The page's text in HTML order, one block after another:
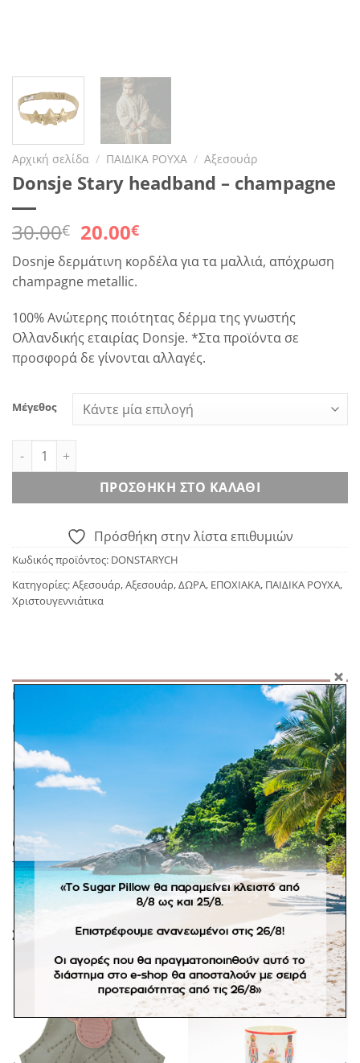
Αρχική σελίδα / ΠΑΙΔΙΚΑ ΡΟΥΧΑ / Αξεσουάρ
Donsje Stary headband – champagne
30.00€ Original
price
was:
30.00€.
20.00€Η
τρέχουσα
τιμή
20.00€.
Dosnje δερμάτινη κορδέλα για τα μαλλιά, απόχρωση
champagne metallic.
100% Ανώτερης ποιότητας δέρμα της γνωστής
Ολλανδικής εταιρίας Donsje. *Στα προϊόντα σε
προσφορά δε γίνονται αλλαγές.
Μέγεθος
Donsje Stary headband - champagne ποσότητα
ΠΡΟΣΘΉΚΗ ΣΤΟ ΚΑΛΆΘΙ
Πρόσθήκη στην λίστα επιθυμιών
Κωδικός προϊόντος: DONSTARYCH
Κατηγορίες:Αξεσουάρ,Αξεσουάρ,ΔΩΡΑ, ΕΠΟΧΙΑΚΑ, ΠΑΙΔΙΚΑ ΡΟΥΧΑ,
Χριστουγεννιάτικα
ΠΕΡΙΓΡΑΦΉ
ΕΠΙΠΛΈΟΝ ΠΛΗΡΟΦΟΡΊΕΣ
Dosnje δερμάτινη κορδέλα για τα μαλλιά, απόχρωση
champagne metallic.
100% Ανώτερης ποιότητας δέρμα της γνωστής
Ολλανδικής εταιρίας Donsje. *Στα προϊόντα σε
προσφορά δε γίνονται αλλαγές.
ΣΧΕΤΙΚΆ ΠΡΟΪΌΝΤΑ
Πρόσθήκη
στην
λίστα
επιθυμιών
Πρόσθήκη
στην
επιθυμιών